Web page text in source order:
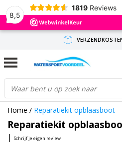
8,5
1819 Reviews
GRATIS
BINNEN 1-3
Home / Reparatiekit opblaasboot
Reparatiekit
| Schrijf je eigen review